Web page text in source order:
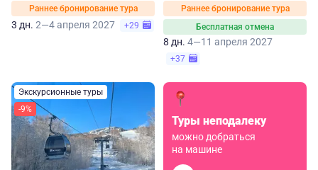
Раннее бронирование тура
3 дн. 2—4 апреля 2027 +29
Раннее бронирование тура
Бесплатная отмена
8 дн. 4—11 апреля 2027
+37
Экскурсионные туры
-9%
Туры неподалеку
можно добраться
на машине